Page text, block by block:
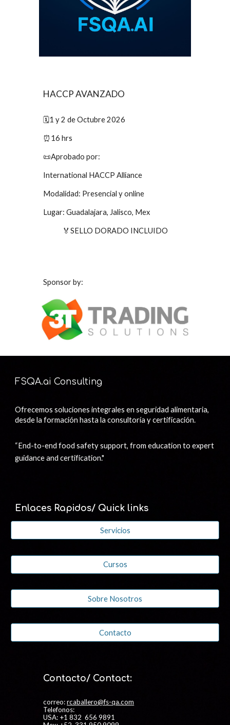
HACCP AVANZADO
🗓️1 y 2 de Octubre 2026
⏰16 hrs
📜Aprobado por:
International HACCP Alliance
Modalidad: Presencial y online
Lugar: Guadalajara, Jalisco, Mex
🏅SELLO DORADO INCLUIDO
Sponsor by:
FSQA.ai Consulting
Ofrecemos soluciones integrales en seguridad alimentaria,
desde la formación hasta la consultoría y certificación.
“End-to-end food safety support, from education to expert
guidance and certification."
Enlaces Rapidos/ Quick links
Servicios
Cursos
Sobre Nosotros
Contacto
Contacto/ Contact:
correo:rcaballero@fs-qa.com
Telefonos:
USA: +1 832 656 9891